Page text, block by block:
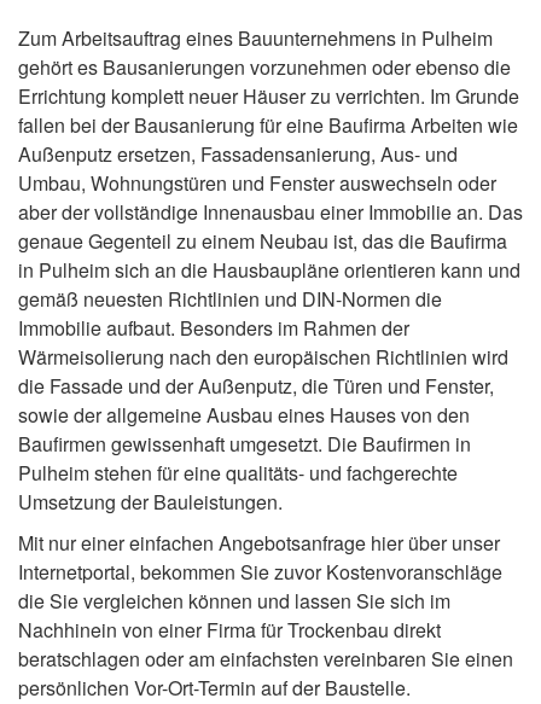
Zum Arbeitsauftrag eines Bauunternehmens in Pulheim
gehört es Bausanierungen vorzunehmen oder ebenso die
Errichtung komplett neuer Häuser zu verrichten. Im Grunde
fallen bei der Bausanierung für eine Baufirma Arbeiten wie
Außenputz ersetzen, Fassadensanierung, Aus- und
Umbau, Wohnungstüren und Fenster auswechseln oder
aber der vollständige Innenausbau einer Immobilie an. Das
genaue Gegenteil zu einem Neubau ist, das die Baufirma
in Pulheim sich an die Hausbaupläne orientieren kann und
gemäß neuesten Richtlinien und DIN-Normen die
Immobilie aufbaut. Besonders im Rahmen der
Wärmeisolierung nach den europäischen Richtlinien wird
die Fassade und der Außenputz, die Türen und Fenster,
sowie der allgemeine Ausbau eines Hauses von den
Baufirmen gewissenhaft umgesetzt. Die Baufirmen in
Pulheim stehen für eine qualitäts- und fachgerechte
Umsetzung der Bauleistungen.
Mit nur einer einfachen Angebotsanfrage hier über unser
Internetportal, bekommen Sie zuvor Kostenvoranschläge
die Sie vergleichen können und lassen Sie sich im
Nachhinein von einer Firma für Trockenbau direkt
beratschlagen oder am einfachsten vereinbaren Sie einen
persönlichen Vor-Ort-Termin auf der Baustelle.